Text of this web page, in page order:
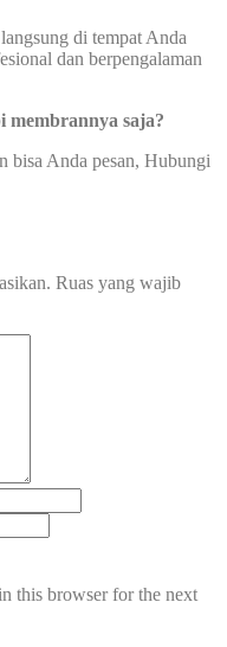
di tempat Anda
dan berpengalaman
membrannya saja?
bisa Anda pesan, Hubungi
Ruas yang wajib
this browser for the next